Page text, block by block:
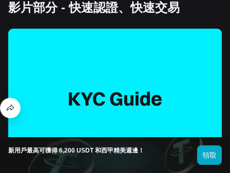
影片部分 - 快速認證、快速交易
新用戶最高可獲得 6,200 USDT 和西甲精美週邊！
領取